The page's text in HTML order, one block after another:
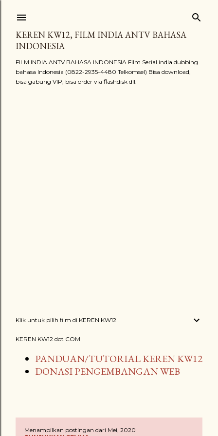
KEREN KW12, FILM INDIA ANTV BAHASA
INDONESIA
FILM INDIA ANTV BAHASA INDONESIA Film Serial india dubbing
bahasa Indonesia (0822-2935-4480 Telkomsel) Bisa download,
bisa gabung VIP, bisa order via flashdisk dll.
Klik untuk pilih film di KEREN KW12
KEREN KW12 dot COM
PANDUAN/TUTORIAL KEREN KW12
DONASI PENGEMBANGAN WEB
Menampilkan postingan dari Mei, 2020